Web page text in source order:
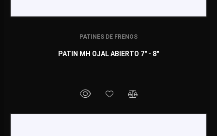
PATINES DE FRENOS
PATIN MH OJAL ABIERTO 7" - 8"